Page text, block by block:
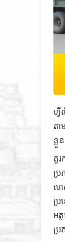
ហ្វី
តា
ខ្
គួរ
ប្រ
ហេ
ប្រ
អត្
ប្រ